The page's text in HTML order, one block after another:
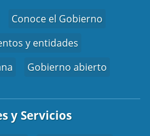
Conoce el Gobierno
y entidades
Gobierno abierto
y Servicios